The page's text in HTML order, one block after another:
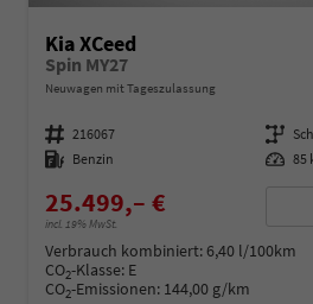
Kia XCeed
Spin MY27
Neuwagen mit Tageszulassung
Fahrzeugnummer 216067 Getriebe
Kraftstoff Benzin Leistung 85
25.499,– €
incl. 19% MwSt.
Verbrauch kombiniert:6,40 l/100km
CO2-Klasse: E
CO2-Emissionen: 144,00 g/km